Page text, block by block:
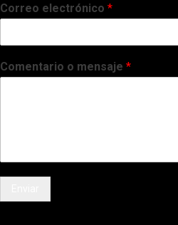
Correo electrónico *
Comentario o mensaje *